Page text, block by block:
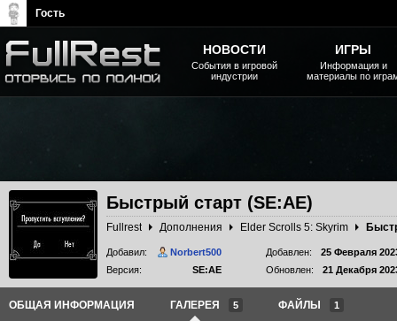
Быстрый старт (SE:AE)
Fullrest Дополнения Elder Scrolls 5: Skyrim
Добавил:
Norbert500
Версия:
SE:AE
Добавлен:
25 Февраля
Обновлен:
21 Декабря
ОБЩАЯ ИНФОРМАЦИЯ ГАЛЕРЕЯ 5 ФАЙЛЫ 1
НОВОСТИ
События в игровой
индустрии
ИГРЫ
Информация и
материалы по
Гость